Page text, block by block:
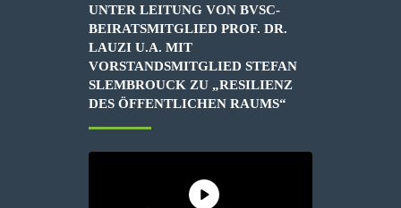
UNTER LEITUNG VON BVSC-
BEIRATSMITGLIED PROF. DR.
LAUZI U.A. MIT
VORSTANDSMITGLIED STEFAN
SLEMBROUCK ZU „RESILIENZ
DES ÖFFENTLICHEN RAUMS“